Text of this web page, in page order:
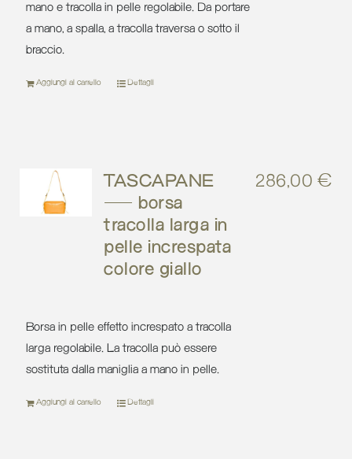
mano e tracolla in pelle regolabile. Da portare
a mano, a spalla, a tracolla traversa o sotto il
braccio.
Aggiungi al carrello Dettagli
TASCAPANE
– borsa
tracolla larga in
pelle increspata
colore giallo
286,00€
Borsa in pelle effetto increspato a tracolla
larga regolabile. La tracolla può essere
sostituta dalla maniglia a mano in pelle.
Aggiungi al carrello Dettagli